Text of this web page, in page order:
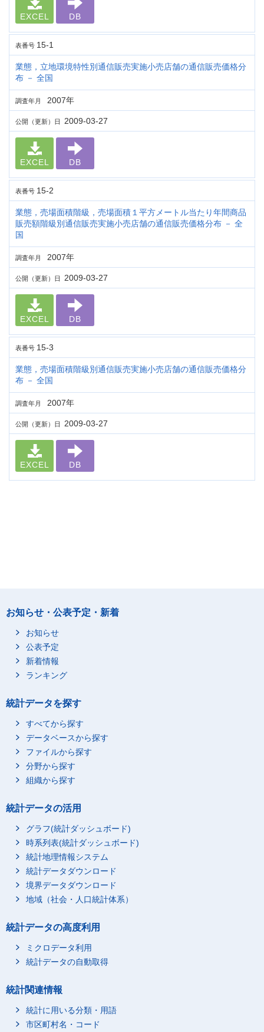
EXCEL DB
表番号 15-1
業態，立地環境特性別通信販売実施小売店舗の通信販売価格分
布 － 全国
調査年月 2007年
公開（更新）日 2009-03-27
EXCEL DB
表番号 15-2
業態，売場面積階級，売場面積１平方メートル当たり年間商品
販売額階級別通信販売実施小売店舗の通信販売価格分布 － 全
国
調査年月 2007年
公開（更新）日 2009-03-27
EXCEL DB
表番号 15-3
業態，売場面積階級別通信販売実施小売店舗の通信販売価格分
布 － 全国
調査年月 2007年
公開（更新）日 2009-03-27
EXCEL DB
お知らせ・公表予定・新着
お知らせ
公表予定
新着情報
ランキング
統計データを探す
すべてから探す
データベースから探す
ファイルから探す
分野から探す
組織から探す
統計データの活用
グラフ(統計ダッシュボード)
時系列表(統計ダッシュボード)
統計地理情報システム
統計データダウンロード
境界データダウンロード
地域（社会・人口統計体系）
統計データの高度利用
ミクロデータ利用
統計データの自動取得
統計関連情報
統計に用いる分類・用語
市区町村名・コード